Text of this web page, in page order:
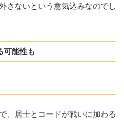
さないという意気込みなのでし
可能性も
、居士とコードが戦いに加わる